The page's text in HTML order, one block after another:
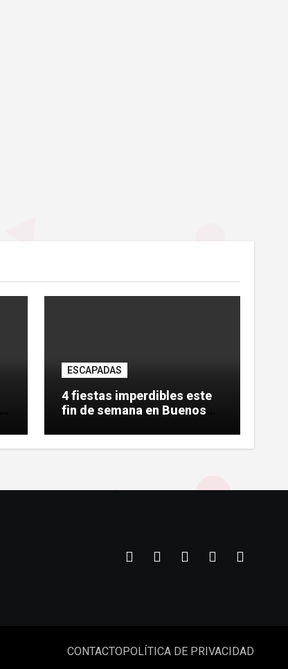
ESCAPADAS
4 fiestas imperdibles este
fin de semana en Buenos
CONTACTOPOLÍTICA DE PRIVACIDAD